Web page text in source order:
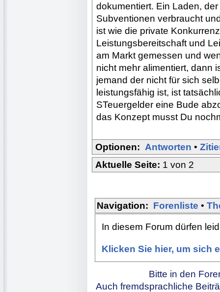
dokumentiert. Ein Laden,
Subventionen verbraucht
ist wie die private
Leistungsbereitschaft und
am Markt gemessen und
nicht mehr alimentiert, dann
jemand der nicht für sich
leistungsfähig ist, ist
STeuergelder eine Bude
das Konzept musst Du
Optionen: Antworten •
Aktuelle Seite: 1 von 2
Navigation: Forenliste •
In diesem Forum dürfen
Klicken Sie hier, um sich
Bitte in den
Auch fremdsprachliche